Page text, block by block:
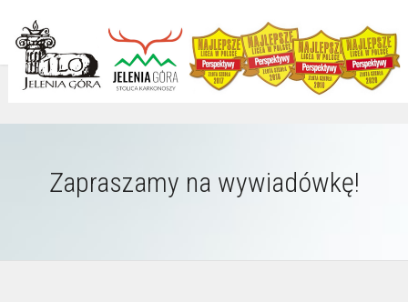
Zapraszamy na wywiadówkę!